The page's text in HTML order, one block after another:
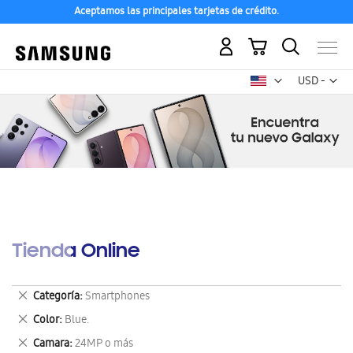
Aceptamos las principales tarjetas de crédito.
USD -
dólar
Mi carrito
Tienda Online
Categoría Smartphones
Eliminar
este
artículo
Color Blue.
Eliminar
este
Camara 24MP o más
Eliminar